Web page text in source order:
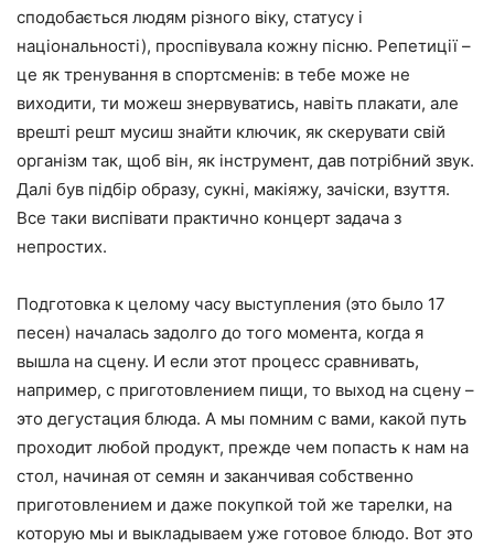
сподобається людям різного віку, статусу і
національності), проспівувала кожну пісню. Репетиції –
це як тренування в спортсменів: в тебе може не
виходити, ти можеш знервуватись, навіть плакати, але
врешті решт мусиш знайти ключик, як скерувати свій
організм так, щоб він, як інструмент, дав потрібний звук.
Далі був підбір образу, сукні, макіяжу, зачіски, взуття.
Все таки виспівати практично концерт задача з
непростих.
Подготовка к целому часу выступления (это было 17
песен) началась задолго до того момента, когда я
вышла на сцену. И если этот процесс сравнивать,
например, с приготовлением пищи, то выход на сцену –
это дегустация блюда. А мы помним с вами, какой путь
проходит любой продукт, прежде чем попасть к нам на
стол, начиная от семян и заканчивая собственно
приготовлением и даже покупкой той же тарелки, на
которую мы и выкладываем уже готовое блюдо. Вот это